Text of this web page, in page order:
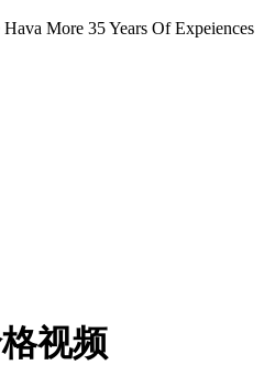
Hava More 35 Years Of Expeiences
视频